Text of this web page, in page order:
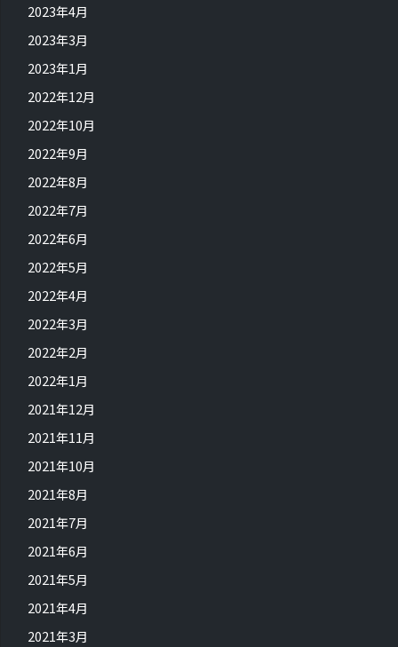
2023年4月
2023年3月
2023年1月
2022年12月
2022年10月
2022年9月
2022年8月
2022年7月
2022年6月
2022年5月
2022年4月
2022年3月
2022年2月
2022年1月
2021年12月
2021年11月
2021年10月
2021年8月
2021年7月
2021年6月
2021年5月
2021年4月
2021年3月